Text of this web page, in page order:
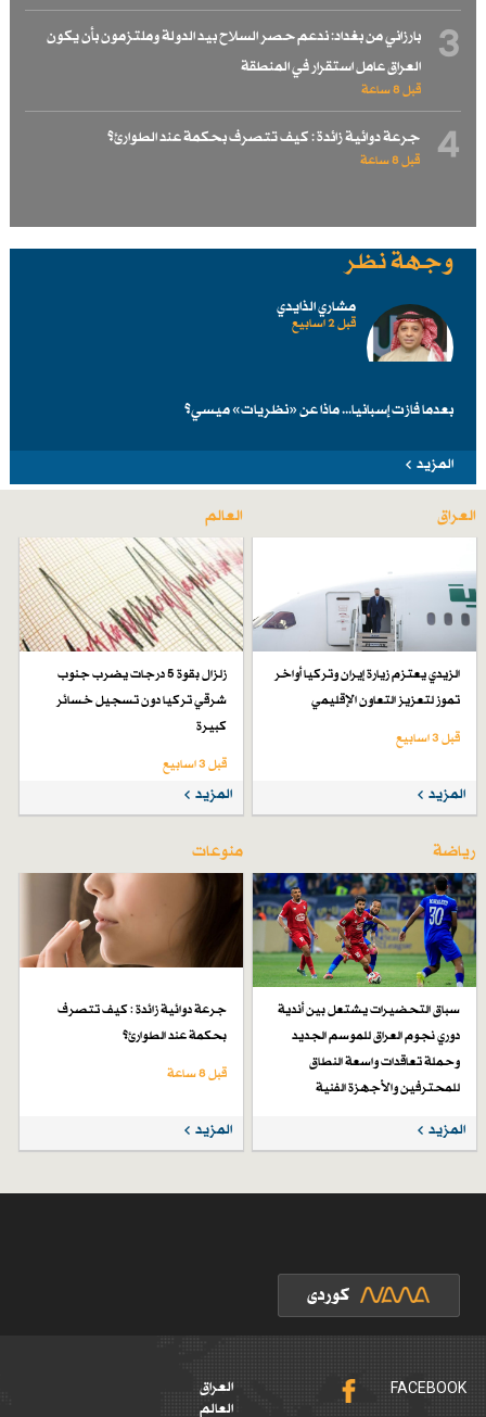
3
بارزاني من بغداد: ندعم حصر السلاح بيد الدولة وملتزمون بأن يكون
العراق عامل استقرار في المنطقة
قبل 8 ساعة
4 جرعة دوائية زائدة : كيف تتصرف بحكمة عند الطوارئ؟
قبل 8 ساعة
وجهة نظر
مشاري الذايدي
قبل 2 اسابیع
بعدما فازت إسبانيا... ماذا عن «نظريات» ميسي؟
المزيد
العراق
الزيدي يعتزم زيارة إيران وتركيا أواخر
تموز لتعزيز التعاون الإقليمي
قبل 3 اسابیع
المزيد
العالم
زلزال بقوة 5 درجات يضرب جنوب
شرقي تركيا دون تسجيل خسائر
كبيرة
قبل 3 اسابیع
المزيد
رياضة
سباق التحضيرات يشتعل بين أندية
دوري نجوم العراق للموسم الجديد
وحملة تعاقدات واسعة النطاق
للمحترفين والأجهزة الفنية
قبل 4 أيام
المزيد
منوعات
جرعة دوائية زائدة : كيف تتصرف
بحكمة عند الطوارئ؟
قبل 8 ساعة
المزيد
FACEBOOK
العراق
العالم